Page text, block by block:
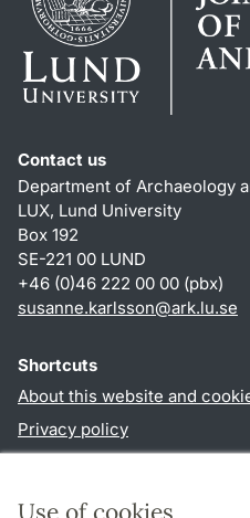
Use of cookies
Contact us
Department of Archaeology
LUX, Lund University
Box 192
SE-221 00 LUND
+46 (0)46 222 00 00 (pbx)
susanne.karlsson@ark.lu.se
Shortcuts
About this website and
Privacy policy